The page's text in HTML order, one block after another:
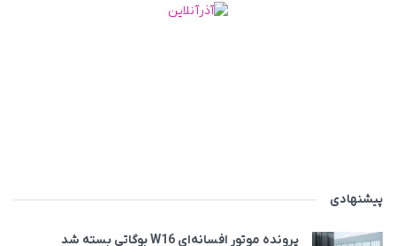
پیشنهادی
پرونده موتور افسانه‌ای W16 بوگاتی بسته شد